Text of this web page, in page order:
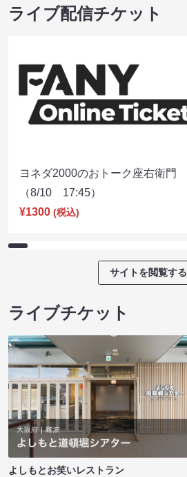
ライブ配信チケット
ヨネダ2000のおトーク座右衛門
（8/10 17:45）
¥1300 (税込)
サイトを閲覧する
ライブチケット
よしもとお笑いレストラン